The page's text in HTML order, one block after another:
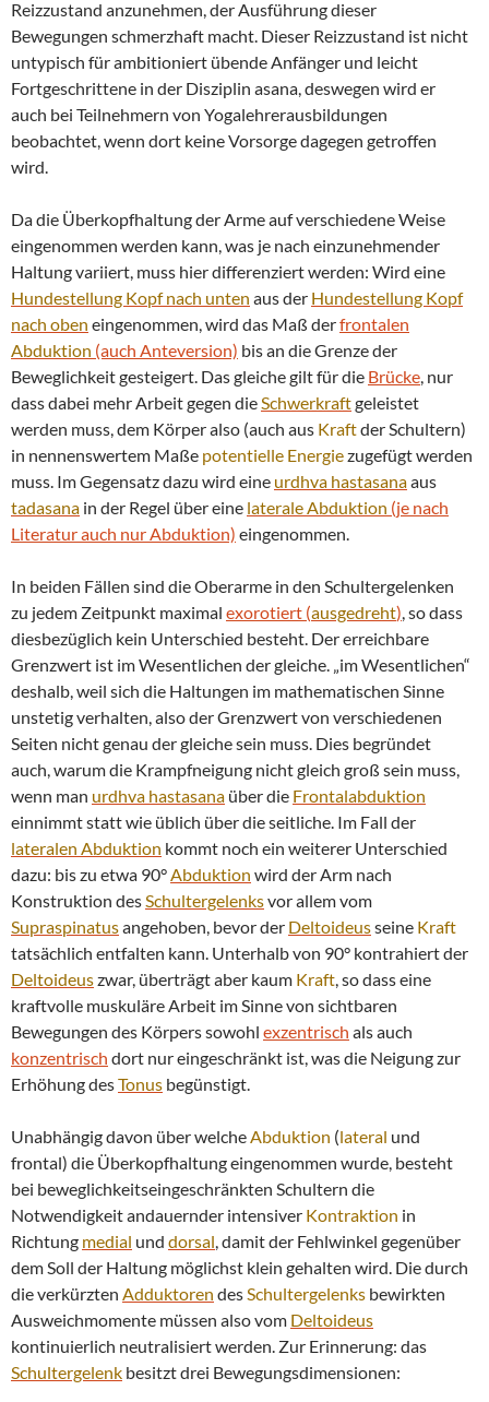
Reizzustand anzunehmen, der Ausführung dieser
Bewegungen schmerzhaft macht. Dieser Reizzustand ist nicht
untypisch für ambitioniert übende Anfänger und leicht
Fortgeschrittene in der Disziplin asana, deswegen wird er
auch bei Teilnehmern von Yogalehrerausbildungen
beobachtet, wenn dort keine Vorsorge dagegen getroffen
wird.
Da die Überkopfhaltung der Arme auf verschiedene Weise
eingenommen werden kann, was je nach einzunehmender
Haltung variiert, muss hier differenziert werden: Wird eine
Hundestellung Kopf nach unten aus der Hundestellung Kopf
nach oben eingenommen, wird das Maß derfrontalen
Abduktion (auch Anteversion) bis an die Grenze der
Beweglichkeit gesteigert. Das gleiche gilt für die Brücke, nur
dass dabei mehr Arbeit gegen dieSchwerkraftgeleistet
werden muss, dem Körper also (auch aus Kraftder Schultern)
in nennenswertem Maße potentielle Energiezugefügt werden
muss. Im Gegensatz dazu wird eine urdhva hastasanaaus
tadasana in der Regel über eine lateraleAbduktion (je nach
Literatur auch nur Abduktion) eingenommen.
In beiden Fällen sind die Oberarme in den Schultergelenken
zu jedem Zeitpunkt maximal exorotiert (ausgedreht), so dass
diesbezüglich kein Unterschied besteht. Der erreichbare
Grenzwert ist im Wesentlichen der gleiche. „im Wesentlichen“
deshalb, weil sich die Haltungen im mathematischen Sinne
unstetig verhalten, also der Grenzwert von verschiedenen
Seiten nicht genau der gleiche sein muss. Dies begründet
auch, warum die Krampfneigung nicht gleich groß sein muss,
wenn man urdhva hastasana über die Frontalabduktion
einnimmt statt wie üblich über die seitliche. Im Fall der
lateralen Abduktion kommt noch ein weiterer Unterschied
dazu: bis zu etwa 90°Abduktion wird der Arm nach
Konstruktion desSchultergelenksvor allem vom
Supraspinatusangehoben, bevor der Deltoideusseine Kraft
tatsächlich entfalten kann. Unterhalb von 90° kontrahiert der
Deltoideuszwar, überträgt aber kaum Kraft, so dass eine
kraftvolle muskuläre Arbeit im Sinne von sichtbaren
Bewegungen des Körpers sowohl exzentrisch als auch
konzentrisch dort nur eingeschränkt ist, was die Neigung zur
Erhöhung desTonus begünstigt.
Unabhängig davon über welcheAbduktion (lateral und
frontal) die Überkopfhaltung eingenommen wurde, besteht
bei beweglichkeitseingeschränkten Schultern die
Notwendigkeit andauernder intensiver Kontraktion in
Richtung medial und dorsal, damit der Fehlwinkel gegenüber
dem Soll der Haltung möglichst klein gehalten wird. Die durch
die verkürzten Adduktoren desSchultergelenks bewirkten
Ausweichmomente müssen also vom Deltoideus
kontinuierlich neutralisiert werden. Zur Erinnerung: das
Schultergelenk besitzt drei Bewegungsdimensionen: